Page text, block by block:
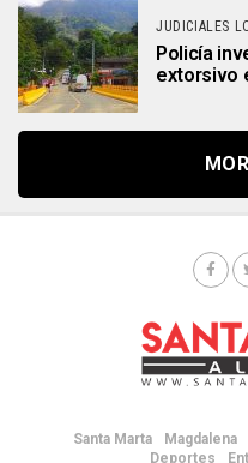
JUDICIALES
Policía
extorsivo
Santa Marta Magdalena
Deportes